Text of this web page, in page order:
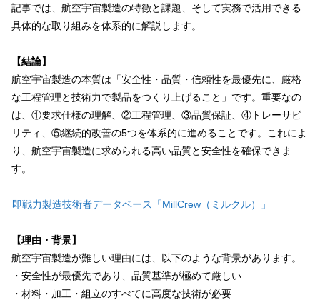
記事では、航空宇宙製造の特徴と課題、そして実務で活用できる
具体的な取り組みを体系的に解説します。
【結論】
航空宇宙製造の本質は「安全性・品質・信頼性を最優先に、厳格
な工程管理と技術力で製品をつくり上げること」です。重要なの
は、①要求仕様の理解、②工程管理、③品質保証、④トレーサビ
リティ、⑤継続的改善の5つを体系的に進めることです。これによ
り、航空宇宙製造に求められる高い品質と安全性を確保できま
す。
即戦力製造技術者データベース「MillCrew（ミルクル）」
【理由・背景】
航空宇宙製造が難しい理由には、以下のような背景があります。
・安全性が最優先であり、品質基準が極めて厳しい
・材料・加工・組立のすべてに高度な技術が必要